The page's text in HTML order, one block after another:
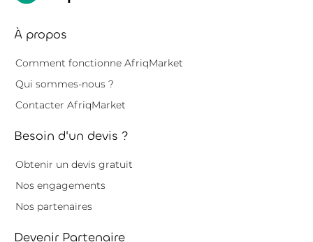
À propos
Comment fonctionne AfriqMarket
Qui sommes-nous ?
Contacter AfriqMarket
Besoin d'un devis ?
Obtenir un devis gratuit
Nos engagements
Nos partenaires
Devenir Partenaire